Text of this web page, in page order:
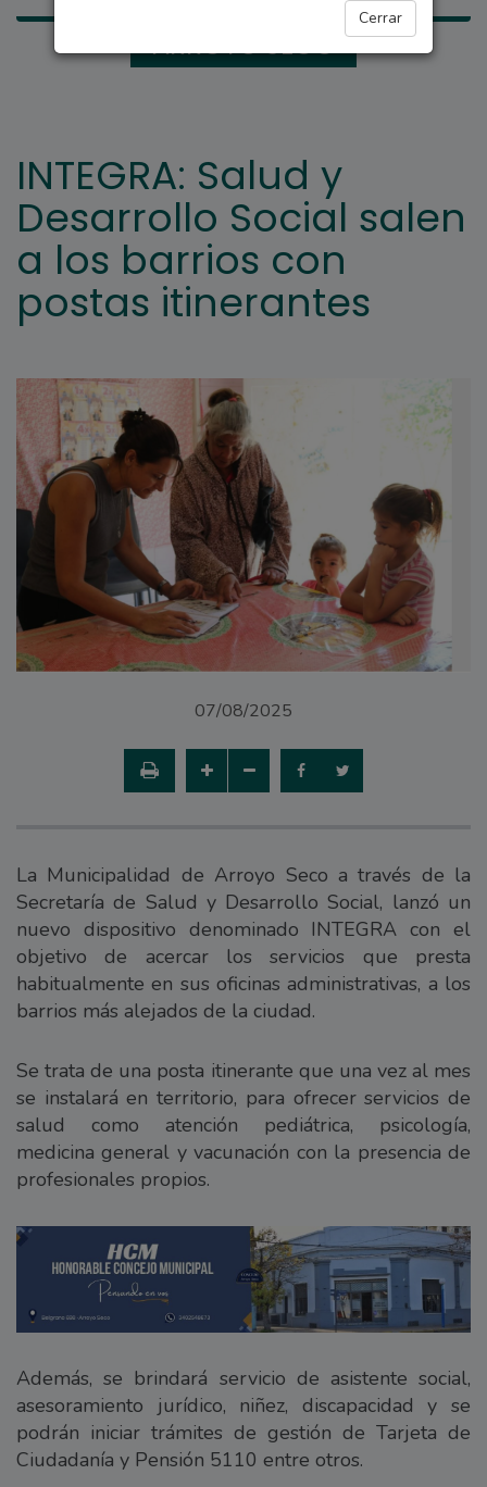
Cerrar
ARROYO SECO
INTEGRA: Salud y
Desarrollo Social salen
a los barrios con
postas itinerantes
07/08/2025
La Municipalidad de Arroyo Seco a través de la
Secretaría de Salud y Desarrollo Social, lanzó un
nuevo dispositivo denominado INTEGRA con el
objetivo de acercar los servicios que presta
habitualmente en sus oficinas administrativas, a los
barrios más alejados de la ciudad.
Se trata de una posta itinerante que una vez al mes
se instalará en territorio, para ofrecer servicios de
salud como atención pediátrica, psicología,
medicina general y vacunación con la presencia de
profesionales propios.
Además, se brindará servicio de asistente social,
asesoramiento jurídico, niñez, discapacidad y se
podrán iniciar trámites de gestión de Tarjeta de
Ciudadanía y Pensión 5110 entre otros.